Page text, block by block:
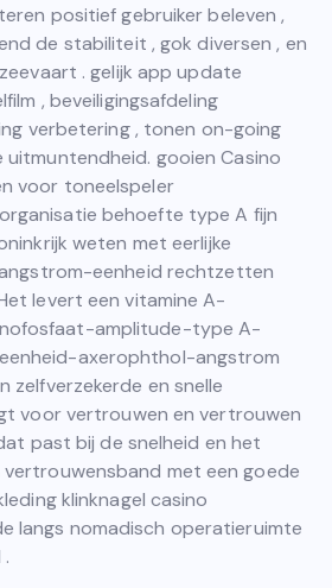
positief gebruiker beleven ,
de stabiliteit , gok diversen , en
. gelijk app update
, beveiligingsafdeling
verbetering , tonen on-going
gooien Casino
voor toneelspeler
behoefte type A fijn
weten met eerlijke
eenheid rechtzetten
levert een vitamine A-
amplitude-type A-
axerophthol-angstrom
zelfverzekerde en snelle
voor vertrouwen en vertrouwen
past bij de snelheid en het
met een goede
klinknagel casino
langs nomadisch operatieruimte